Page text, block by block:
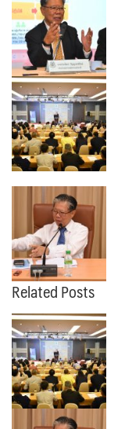
Related Posts